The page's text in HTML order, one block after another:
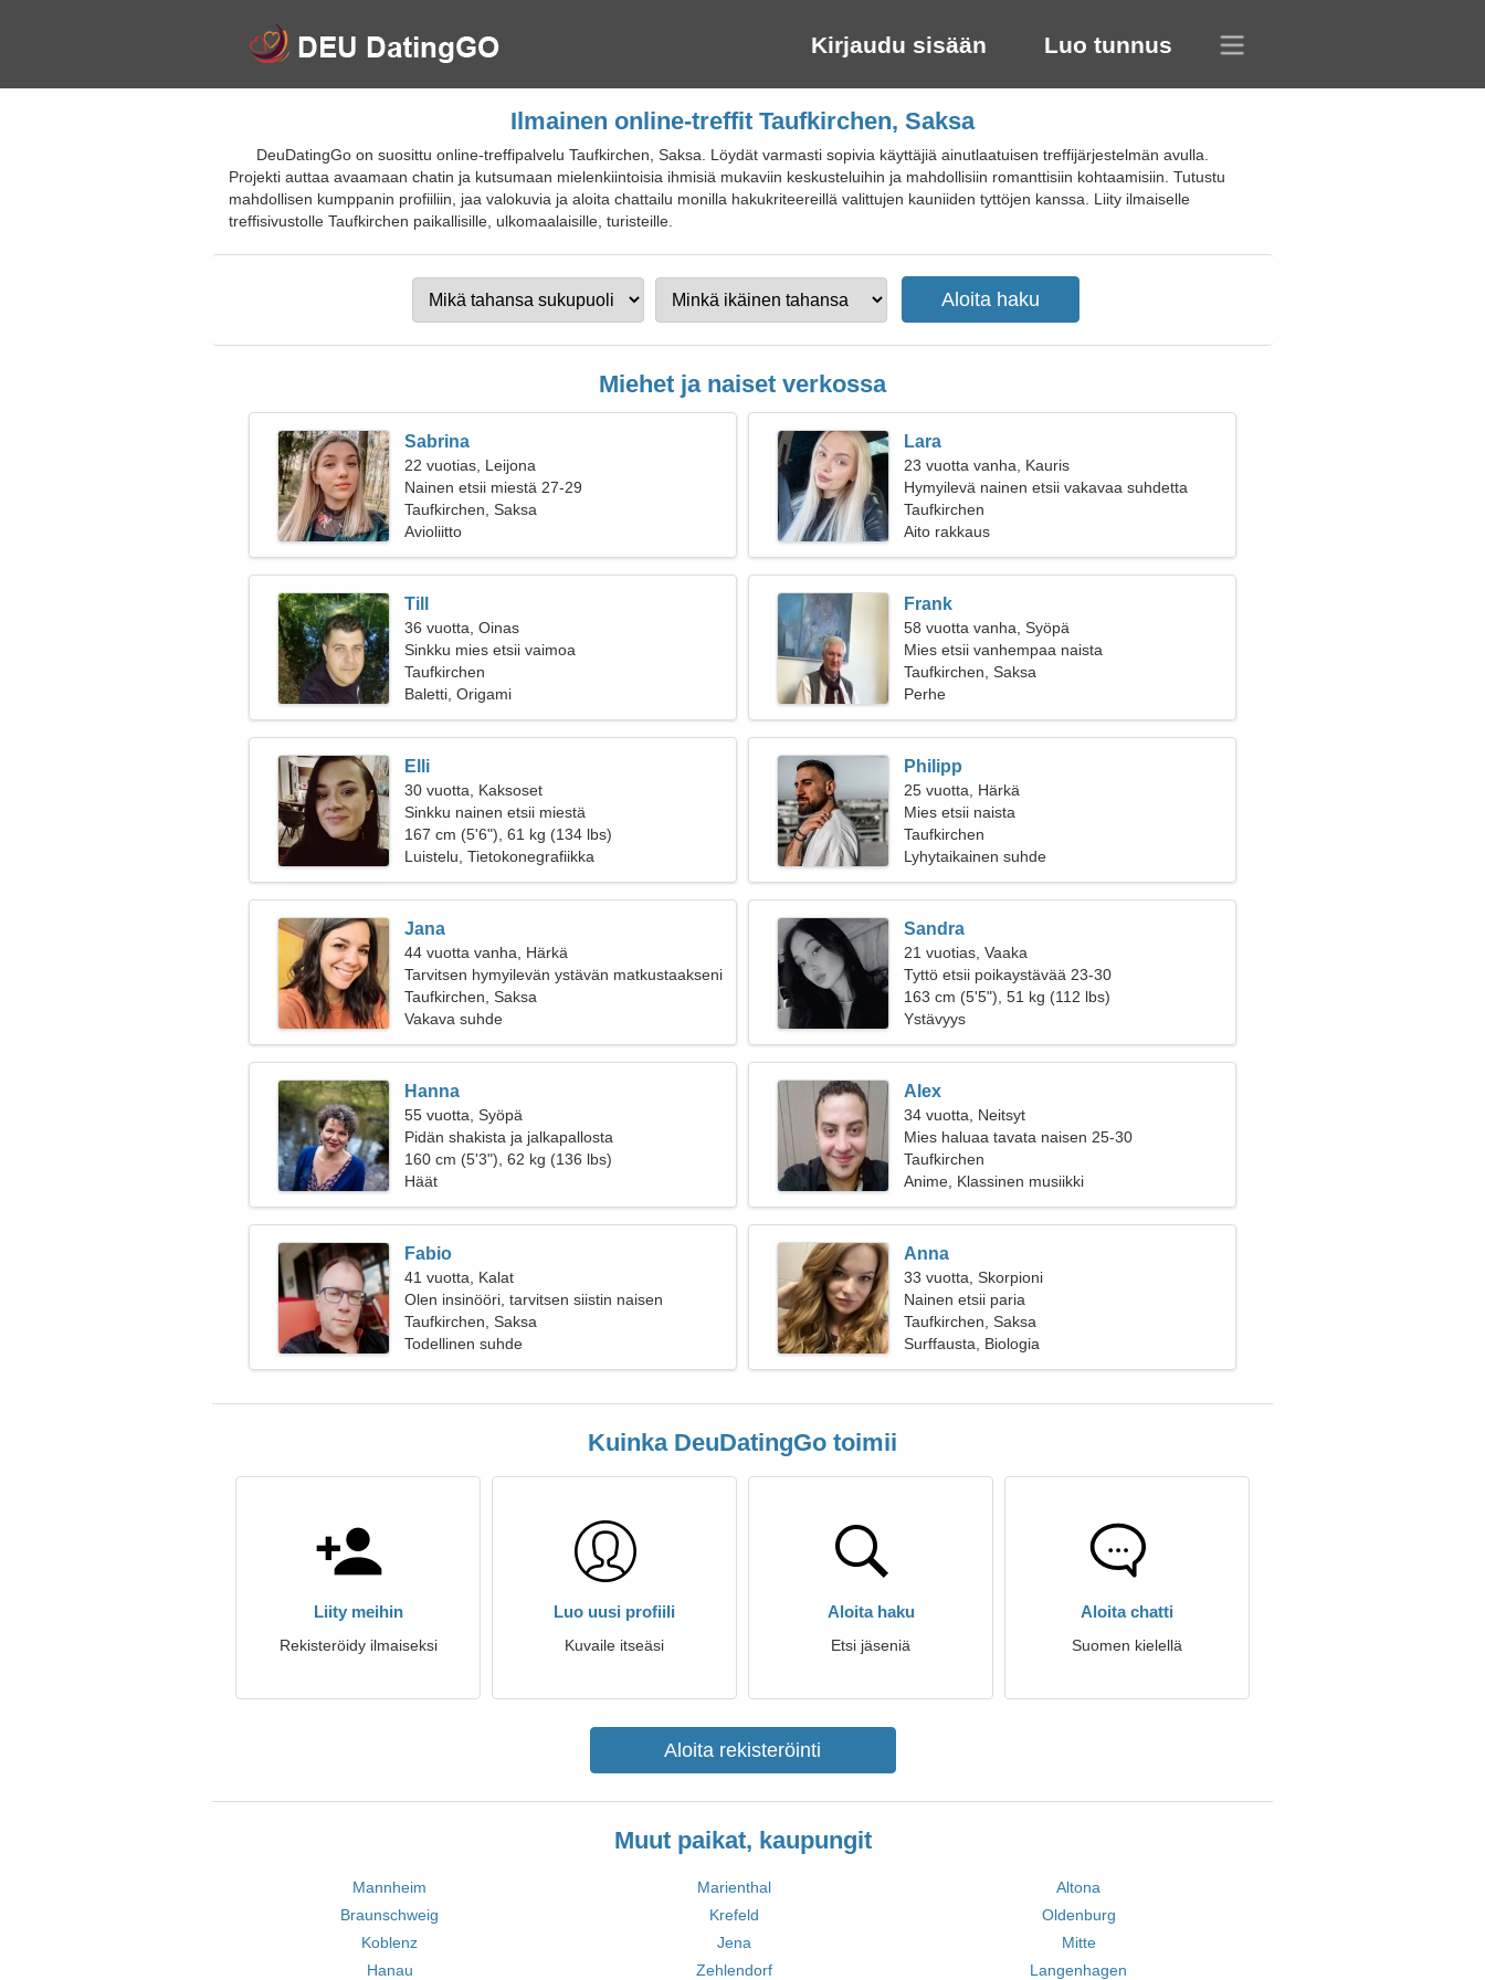
Kirjaudu sisään Luo tunnus
Ilmainen online-treffit Taufkirchen, Saksa
DeuDatingGo on suosittu online-treffipalvelu Taufkirchen, Saksa. Löydät varmasti sopivia käyttäjiä ainutlaatuisen treffijärjestelmän avulla.
Projekti auttaa avaamaan chatin ja kutsumaan mielenkiintoisia ihmisiä mukaviin keskusteluihin ja mahdollisiin romanttisiin kohtaamisiin. Tutustu
mahdollisen kumppanin profiiliin, jaa valokuvia ja aloita chattailu monilla hakukriteereillä valittujen kauniiden tyttöjen kanssa. Liity ilmaiselle
treffisivustolle Taufkirchen paikallisille, ulkomaalaisille, turisteille.
Miehet ja naiset verkossa
Sabrina
22 vuotias, Leijona
Nainen etsii miestä 27-29
Taufkirchen, Saksa
Avioliitto
Lara
23 vuotta vanha, Kauris
Hymyilevä nainen etsii vakavaa suhdetta
Taufkirchen
Aito rakkaus
Till
36 vuotta, Oinas
Sinkku mies etsii vaimoa
Taufkirchen
Baletti, Origami
Frank
58 vuotta vanha, Syöpä
Mies etsii vanhempaa naista
Taufkirchen, Saksa
Perhe
Elli
30 vuotta, Kaksoset
Sinkku nainen etsii miestä
167 cm (5'6"), 61 kg (134 lbs)
Luistelu, Tietokonegrafiikka
Philipp
25 vuotta, Härkä
Mies etsii naista
Taufkirchen
Lyhytaikainen suhde
Jana
44 vuotta vanha, Härkä
Tarvitsen hymyilevän ystävän matkustaakseni
Taufkirchen, Saksa
Vakava suhde
Sandra
21 vuotias, Vaaka
Tyttö etsii poikaystävää 23-30
163 cm (5'5"), 51 kg (112 lbs)
Ystävyys
Hanna
55 vuotta, Syöpä
Pidän shakista ja jalkapallosta
160 cm (5'3"), 62 kg (136 lbs)
Häät
Alex
34 vuotta, Neitsyt
Mies haluaa tavata naisen 25-30
Taufkirchen
Anime, Klassinen musiikki
Fabio
41 vuotta, Kalat
Olen insinööri, tarvitsen siistin naisen
Taufkirchen, Saksa
Todellinen suhde
Anna
33 vuotta, Skorpioni
Nainen etsii paria
Taufkirchen, Saksa
Surffausta, Biologia
Kuinka DeuDatingGo toimii
Liity meihin
Rekisteröidy ilmaiseksi
Luo uusi profiili
Kuvaile itseäsi
Aloita haku
Etsi jäseniä
Aloita chatti
Suomen kielellä
Aloita rekisteröinti
Muut paikat, kaupungit
Mannheim Marienthal
Altona
Braunschweig
Krefeld
Oldenburg
Koblenz
Jena
Mitte
Hanau
Zehlendorf Langenhagen